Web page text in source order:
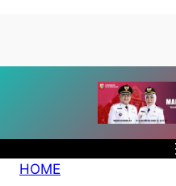
konten
content
HOME